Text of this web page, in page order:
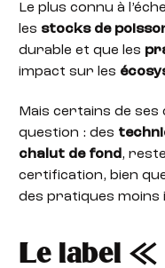
Le plus connu à
les stocks de
durable et que les
impact sur les
Mais certains de
question : des
chalut de fond,
certification, bien
des pratiques moins
Le label «